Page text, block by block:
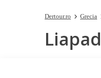
Dertour.ro Grecia